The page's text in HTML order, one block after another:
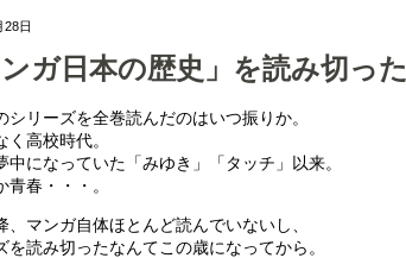
28日
ンガ日本の歴史」を読み切った
シリーズを全巻読んだのはいつ振りか。
く高校時代。
中になっていた「みゆき」「タッチ」以来。
青春・・・。
、マンガ自体ほとんど読んでいないし、
を読み切ったなんてこの歳になってから。